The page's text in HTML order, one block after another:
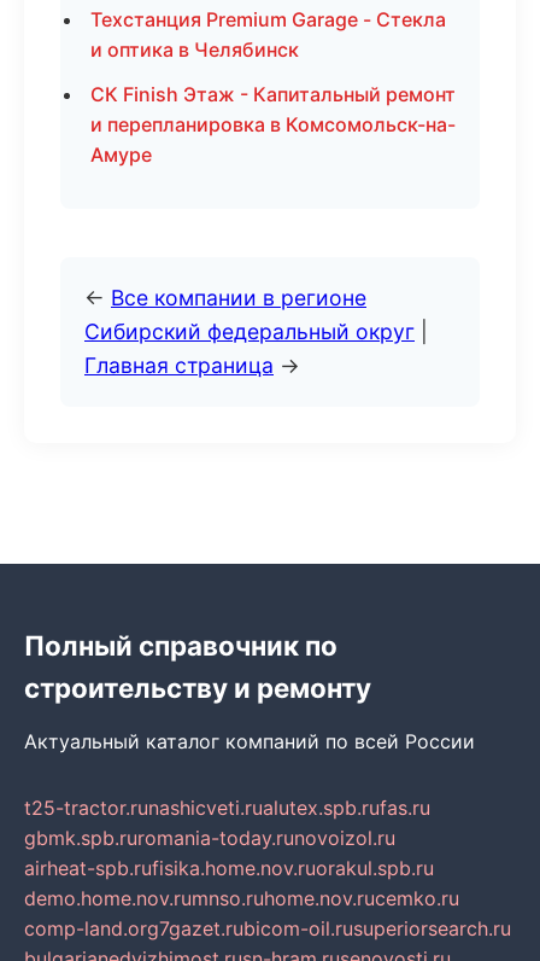
Техстанция Premium Garage - Стекла
и оптика в Челябинск
СК Finish Этаж - Капитальный ремонт
и перепланировка в Комсомольск-на-
Амуре
← Все компании в регионе
Сибирский федеральный округ
Главная страница →
Полный справочник по
строительству и ремонту
Актуальный каталог компаний по всей России
t25-tractor.runashicveti.rualutex.spb.rufas.ru
gbmk.spb.ruromania-today.runovoizol.ru
airheat-spb.rufisika.home.nov.ruorakul.spb.ru
demo.home.nov.rumnso.ruhome.nov.rucemko.ru
comp-land.org7gazet.rubicom-oil.rusuperiorsearch.ru